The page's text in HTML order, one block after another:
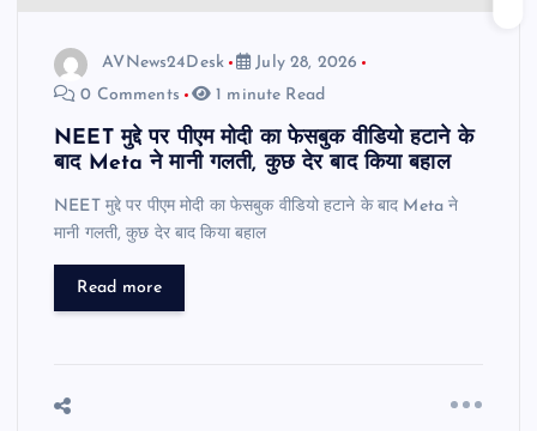
AVNews24Desk
July 28, 2026
0 Comments
1 minute Read
NEET मुद्दे पर पीएम मोदी का फेसबुक वीडियो हटाने के
बाद Meta ने मानी गलती, कुछ देर बाद किया बहाल
NEET मुद्दे पर पीएम मोदी का फेसबुक वीडियो हटाने के बाद Meta ने
मानी गलती, कुछ देर बाद किया बहाल
Read more